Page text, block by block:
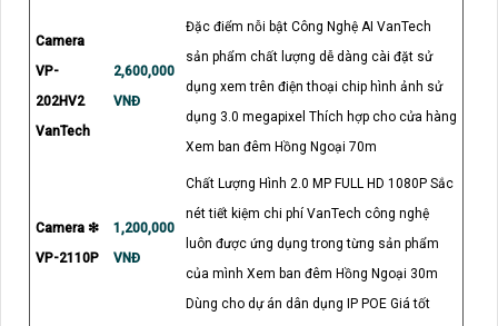
Camera
VP-
202HV2
VanTech
2,600,000
VNĐ
Đặc điểm nỗi bật Công Nghệ AI VanTech
sản phẩm chất lượng dễ dàng cài đặt sử
dụng xem trên điện thoại chip hình ảnh sử
dụng 3.0 megapixel Thích hợp cho cửa hàng
Xem ban đêm Hồng Ngoại 70m
Camera ❇
VP-2110P
1,200,000
VNĐ
Chất Lượng Hình 2.0 MP FULL HD 1080P Sắc
nét tiết kiệm chi phí VanTech công nghệ
luôn được ứng dụng trong từng sản phẩm
của mình Xem ban đêm Hồng Ngoại 30m
Dùng cho dự án dân dụng IP POE Giá tốt